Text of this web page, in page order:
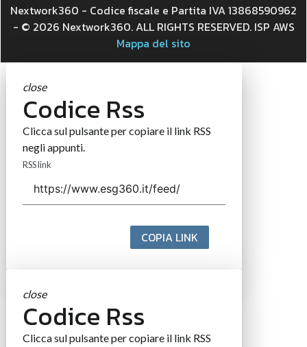
Nextwork360 - Codice fiscale e Partita IVA 13868590962
- © 2026 Nextwork360. ALL RIGHTS RESERVED. ISP AWS
Mappa del sito
close
Codice Rss
Clicca sul pulsante per copiare il link RSS
negli appunti.
RSS link
COPIA LINK
close
Codice Rss
Clicca sul pulsante per copiare il link RSS